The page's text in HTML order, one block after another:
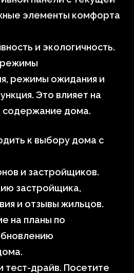
элементы комфорта
и экологичность.
режимы
режимы ожидания и
Это влияет на
содержание дома.
к выбору дома с
и застройщиков.
застройщика,
и отзывы жильцов.
на планы по
тест-драйв. Посетите